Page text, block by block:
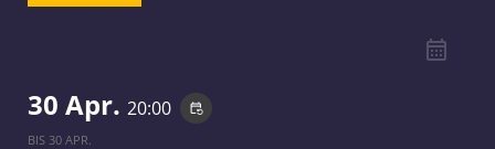
30 Apr. 20:00 event_repeat
BIS 30 APR.